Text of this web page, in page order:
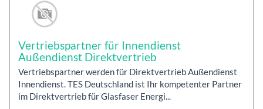
Vertriebspartner für Innendienst
Außendienst Direktvertrieb
Vertriebspartner werden für Direktvertrieb Außendienst
Innendienst. TES Deutschland ist Ihr kompetenter Partner
im Direktvertrieb für Glasfaser Energi...